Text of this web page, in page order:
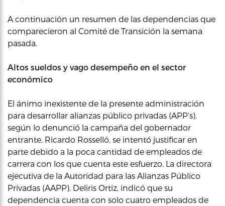
A continuación un resumen de las dependencias que
comparecieron al Comité de Transición la semana
pasada.
Altos sueldos y vago desempeño en el sector
económico
El ánimo inexistente de la presente administración
para desarrollar alianzas público privadas (APP’s),
según lo denunció la campaña del gobernador
entrante, Ricardo Rosselló, se intentó justificar en
parte debido a la poca cantidad de empleados de
carrera con los que cuenta este esfuerzo. La directora
ejecutiva de la Autoridad para las Alianzas Público
Privadas (AAPP), Deliris Ortiz, indicó que su
dependencia cuenta con solo cuatro empleados de